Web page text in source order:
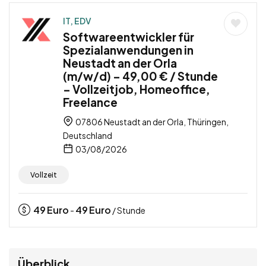
IT, EDV
Softwareentwickler für
Spezialanwendungen in
Neustadt an der Orla
(m/w/d) – 49,00 € / Stunde
– Vollzeitjob, Homeoffice,
Freelance
07806 Neustadt an der Orla, Thüringen,
Deutschland
03/08/2026
Vollzeit
49Euro - 49Euro / Stunde